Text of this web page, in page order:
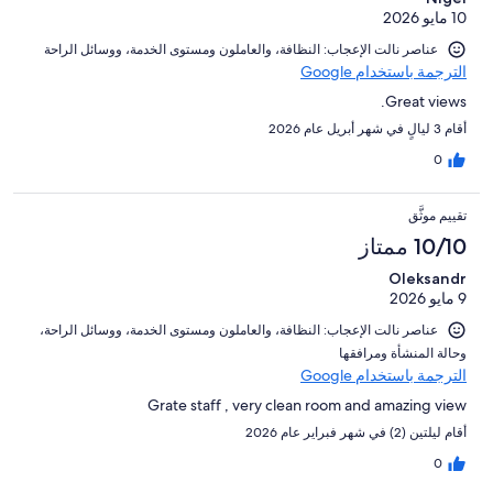
10 مايو 2026
عناصر نالت الإعجاب: ⁦النظافة⁩، و⁦العاملون ومستوى الخدمة⁩، و⁦وسائل الراحة⁩
الترجمة باستخدام Google
Great views.
أقام 3 ليالٍ في شهر أبريل عام 2026
0
تقييم موثَّق
10/10 ممتاز
Oleksandr
9 مايو 2026
عناصر نالت الإعجاب: ⁦النظافة⁩، و⁦العاملون ومستوى الخدمة⁩، و⁦وسائل الراحة⁩،
و⁦حالة المنشأة ومرافقها⁩
الترجمة باستخدام Google
Grate staff , very clean room and amazing view
أقام ليلتين (2) في شهر فبراير عام 2026
0